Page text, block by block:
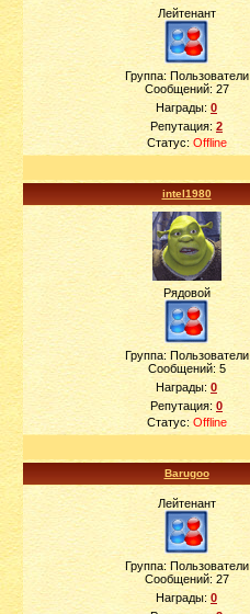
Лейтенант
Группа: Пользователи
Сообщений: 27
Награды: 0
Репутация:2
Статус: Offline
intel1980
Рядовой
Группа: Пользователи
Сообщений: 5
Награды:0
Репутация: 0
Статус: Offline
Barugoo
Лейтенант
Группа: Пользователи
Сообщений: 27
Награды: 0